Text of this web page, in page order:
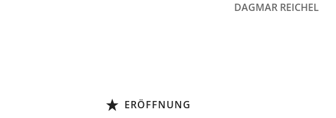
DAGMAR REICHEL
ERÖFFNUNG